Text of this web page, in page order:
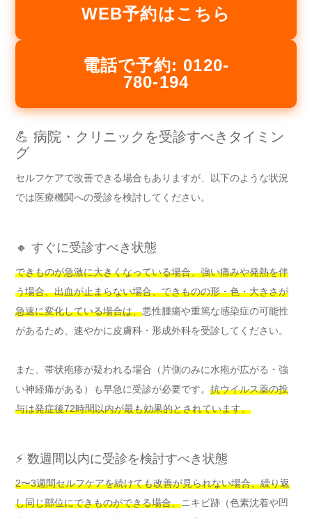
WEB予約はこちら
電話で予約: 0120-
780-194
💪 病院・クリニックを受診すべきタイミン
グ
セルフケアで改善できる場合もありますが、以下のような状況
では医療機関への受診を検討してください。
🔸 すぐに受診すべき状態
できものが急激に大きくなっている場合、強い痛みや発熱を伴
う場合、出血が止まらない場合、できものの形・色・大きさが
急速に変化している場合は、悪性腫瘍や重篤な感染症の可能性
があるため、速やかに皮膚科・形成外科を受診してください。
また、帯状疱疹が疑われる場合（片側のみに水疱が広がる・強
い神経痛がある）も早急に受診が必要です。 抗ウイルス薬の投
与は発症後72時間以内が最も効果的とされています。
⚡ 数週間以内に受診を検討すべき状態
2〜3週間セルフケアを続けても改善が見られない場合、繰り返
し同じ部位にできものができる場合、ニキビ跡（色素沈着や凹